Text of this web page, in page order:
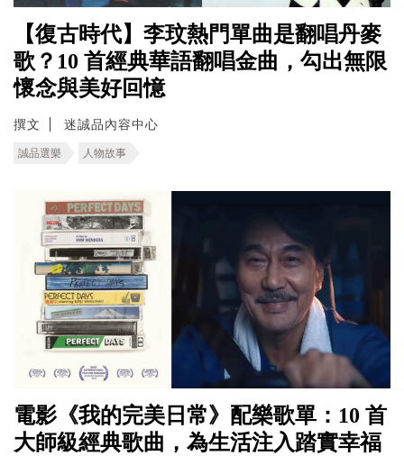
【復古時代】李玟熱門單曲是翻唱丹麥
歌？10 首經典華語翻唱金曲，勾出無限
懷念與美好回憶
撰文 迷誠品內容中心
誠品選樂 人物故事
電影《我的完美日常》配樂歌單：10 首
大師級經典歌曲，為生活注入踏實幸福